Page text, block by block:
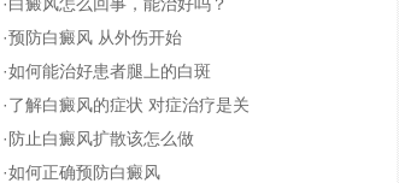
·预防白癜风 从外伤开始
·如何能治好患者腿上的白斑
·了解白癜风的症状 对症治疗是关
·防止白癜风扩散该怎么做
·如何正确预防白癜风